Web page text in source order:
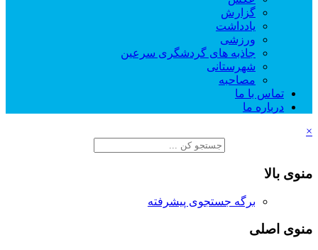
گزارش
یادداشت
ورزشی
جاذبه های گردشگری سرعین
شهرستانی
مصاحبه
تماس با ما
درباره ما
×
منوی بالا
برگه جستجوی پیشرفته
منوی اصلی